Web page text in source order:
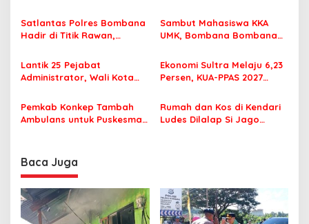
p
o
s
Korupsi Jembatan Cirauci II
Perlu Lagi ke Kendari
Satlantas Polres Bombana
Hadir di Titik Rawan,
Sekolah dengan Aman
Sambut Mahasiswa KKA
UMK, Bombana Bombana
Sasaran
Lantik 25 Pejabat
Administrator, Wali Kota
Berintegritas dan
Profesional Layani
Ekonomi Sultra Melaju 6,23
Persen, KUA-PPAS 2027
Pemkab Konkep Tambah
Ambulans untuk Puskesmas
Rumah dan Kos di Kendari
Ludes Dilalap Si Jago
Baca Juga